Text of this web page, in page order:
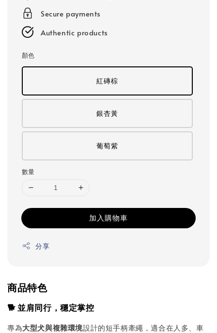
Secure payments
Authentic products
顏色
紅磚棕
銀杏黃
葡萄紫
數量
加入購物車
分享
商品特色
🐕 並肩同行，穩定掌控
專為大型犬與複雜環境設計的短手柄牽繩，適合在人多、車